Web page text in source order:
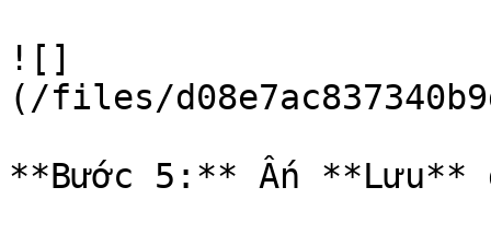
![]
(/files/
**Bước 5:** Ấn **Lưu**